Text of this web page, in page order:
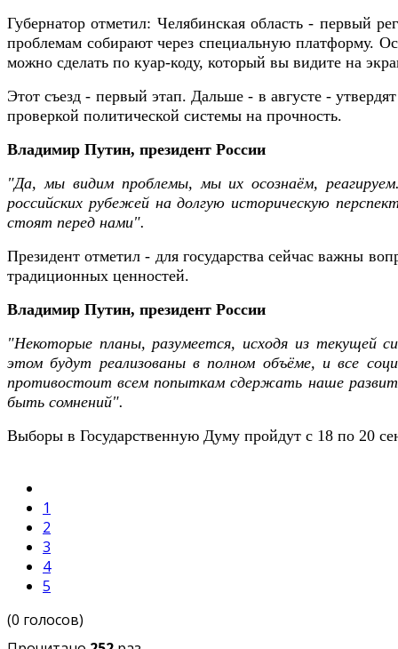
Губернатор отметил: Челябинская область - первый
проблемам собирают через специальную платформу.
можно сделать по куар-коду, который вы видите на
Этот съезд - первый этап. Дальше - в августе -
проверкой политической системы на прочность.
Владимир Путин, президент России
"Да, мы видим проблемы, мы их осознаём,
российских рубежей на долгую историческую
стоят перед нами".
Президент отметил - для государства сейчас важны
традиционных ценностей.
Владимир Путин, президент России
"Некоторые планы, разумеется, исходя из текущей
этом будут реализованы в полном объёме, и все
противостоит всем попыткам сдержать наше
быть сомнений".
Выборы в Государственную Думу пройдут с 18 по 20
1
2
3
4
5
(0 голосов)